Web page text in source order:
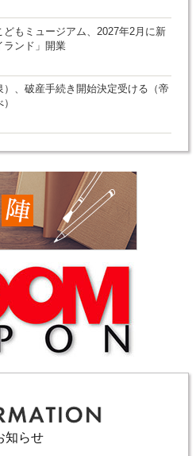
もミュージアム、2027年2月に新
ランド」開業
、破産手続き開始決定受ける（帝
知らせ